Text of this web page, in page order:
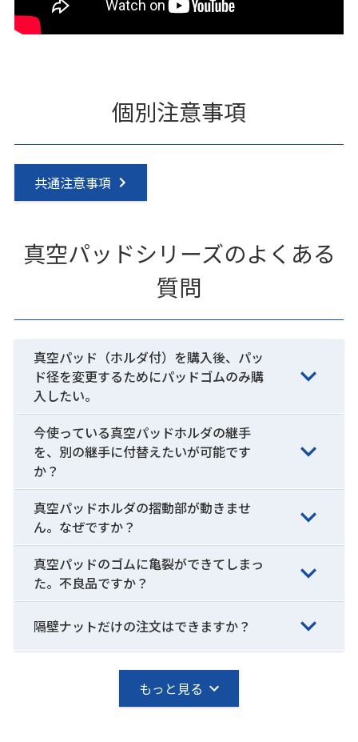
個別注意事項
共通注意事項
真空パッドシリーズのよくある
質問
真空パッド（ホルダ付）を購入後、パッ
ド径を変更するためにパッドゴムのみ購
入したい。
今使っている真空パッドホルダの継手
を、別の継手に付替えたいが可能です
か？
真空パッドホルダの摺動部が動きませ
ん。なぜですか？
真空パッドのゴムに亀裂ができてしまっ
た。不良品ですか？
隔壁ナットだけの注文はできますか？
もっと見る